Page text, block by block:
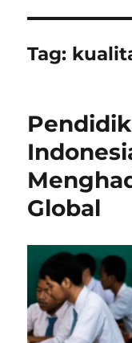
Tag:
Global